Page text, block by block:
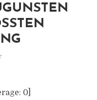
K
0]